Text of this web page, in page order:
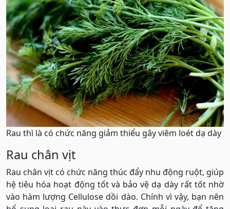
Rau thì là có chức năng giảm thiểu gây viêm loét dạ dày
Rau chân vịt
Rau chân vịt có chức năng thúc đẩy nhu động ruột, giúp
hệ tiêu hóa hoạt động tốt và bảo vệ dạ dày rất tốt nhờ
vào hàm lượng Cellulose dồi dào. Chính vì vậy, bạn nên